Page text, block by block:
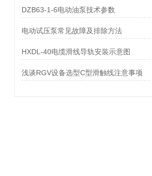
DZB63-1-6电动油泵技术参数
电动试压泵常见故障及排除方法
HXDL-40电缆滑线导轨安装示意图
浅谈RGV设备选型C型滑触线注意事项